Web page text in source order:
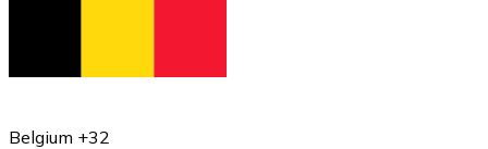
Belgium +32